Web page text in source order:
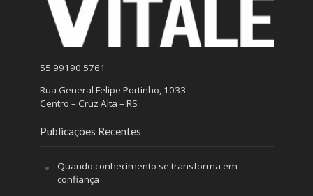
55 99190 5761
Rua General Felipe Portinho, 1033
Centro – Cruz Alta – RS
Publicações Recentes
Quando conhecimento se transforma em
confiança